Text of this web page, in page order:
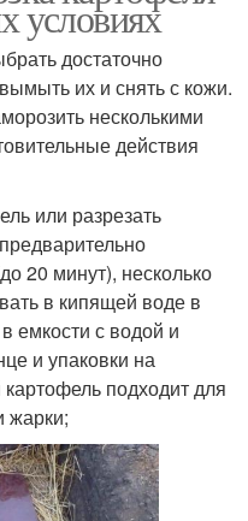
условиях
достаточно
их и снять с кожи.
несколькими
действия
или разрезать
20 минут), несколько
в кипящей воде в
емкости с водой и
и упаковки на
подходит для
жарки;